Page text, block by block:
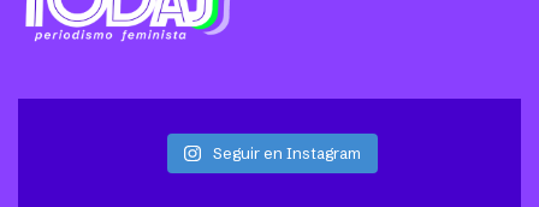
Seguir en Instagram